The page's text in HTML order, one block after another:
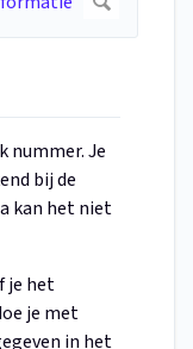
nummer. Je
bij de
kan het niet
je het
je met
in het